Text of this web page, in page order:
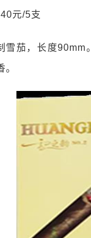
元/5支
雪茄，长度90mm